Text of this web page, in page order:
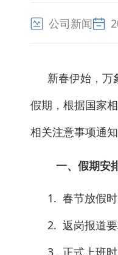
公司新闻
新春伊始，万
假期，根据国家
相关注意事项通知
一、假期安
1. 春节放假
2. 返岗报道要
3. 正式上班时